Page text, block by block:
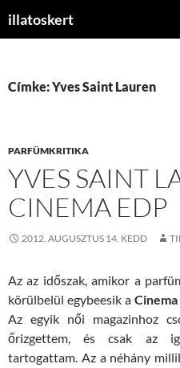
illatoskert
Címke: Yves Saint Lauren
PARFÜMKRITIKA
YVES SAINT
CINEMA EDP
2012. AUGUSZTUS 14. KEDD
Az az időszak, amikor a
körülbelül egybeesik a Cinema
Az egyik női magazinhoz
őrizgettem, és csak az
tartogattam. Az a néhány